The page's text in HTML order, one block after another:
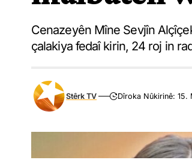
Cenazeyên Mîne Sevjîn
çalakiya fedaî kirin, 24 roj in
Stêrk TV Dîroka Nûkirinê: 15.